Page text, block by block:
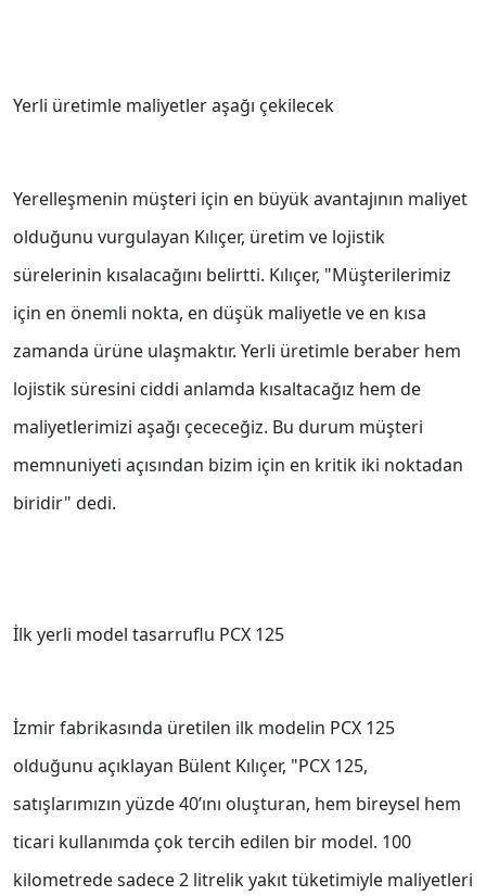
Yerli üretimle maliyetler aşağı çekilecek
Yerelleşmenin müşteri için en büyük avantajının maliyet
olduğunu vurgulayan Kılıçer, üretim ve lojistik
sürelerinin kısalacağını belirtti. Kılıçer, "Müşterilerimiz
için en önemli nokta, en düşük maliyetle ve en kısa
zamanda ürüne ulaşmaktır. Yerli üretimle beraber hem
lojistik süresini ciddi anlamda kısaltacağız hem de
maliyetlerimizi aşağı çececeğiz. Bu durum müşteri
memnuniyeti açısından bizim için en kritik iki noktadan
biridir" dedi.
İlk yerli model tasarruflu PCX 125
İzmir fabrikasında üretilen ilk modelin PCX 125
olduğunu açıklayan Bülent Kılıçer, "PCX 125,
satışlarımızın yüzde 40’ını oluşturan, hem bireysel hem
ticari kullanımda çok tercih edilen bir model. 100
kilometrede sadece 2 litrelik yakıt tüketimiyle maliyetleri